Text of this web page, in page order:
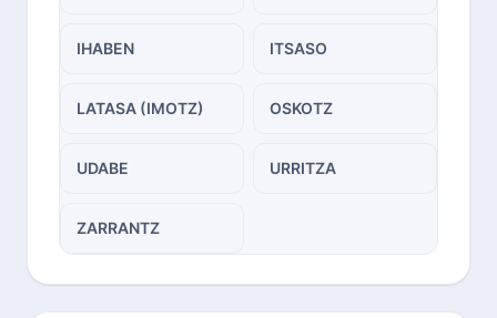
IHABEN ITSASO
LATASA (IMOTZ) OSKOTZ
UDABE URRITZA
ZARRANTZ